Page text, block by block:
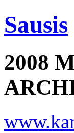
Sausis
2008